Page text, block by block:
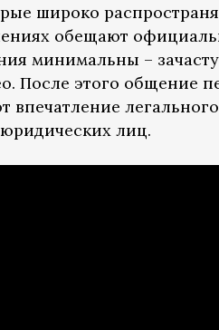
широко
обещают
минимальны –
После этого общение
впечатление
лиц.